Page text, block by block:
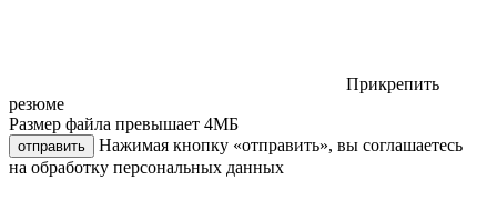
Прикрепить
резюме
Размер файла превышает 4МБ
отправить
Нажимая кнопку «отправить», вы соглашаетесь
на обработку персональных данных